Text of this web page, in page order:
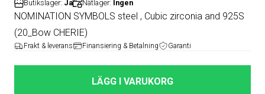
Butikslager: Ja Nätlager: Ingen
NOMINATION SYMBOLS steel , Cubic zirconia and 925S
(20_Bow CHERIE)
Frakt & leverans Finansiering & Betalning Garanti
LÄGG I VARUKORG